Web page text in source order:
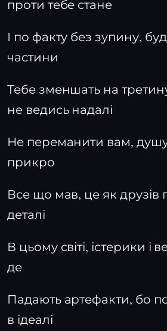
проти тебе стане
І по факту без зупину,
частини
Тебе зменшать на
не ведись надалі
Не переманити вам,
прикро
Все що мав, це як друзів
деталі
В цьому світі, істерики і
де
Падають артефакти, бо
в ідеалі